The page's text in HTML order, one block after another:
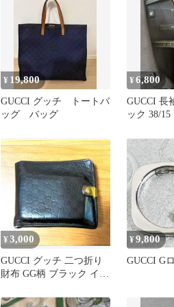
¥ 19,800
GUCCI グッチ トートバ
ッグ バッグ
¥6,800
GUCCI 長
ック 38/15
¥3,000
GUCCI グッチ 二つ折り
財布 GG柄 ブラック イエ
¥9,800
GUCCI G